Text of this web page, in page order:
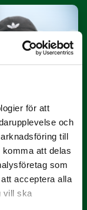
för att
och
till
att delas
som
acceptera alla
vill ska
juni